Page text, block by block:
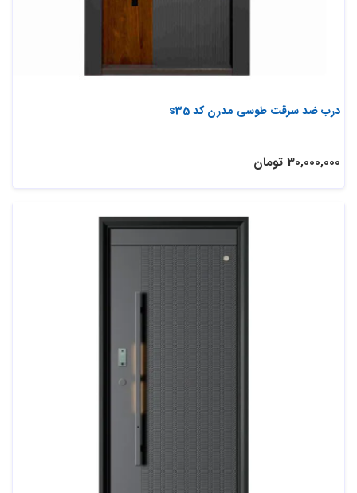
درب ضد سرقت طوسی مدرن کد s35
30,000,000 تومان